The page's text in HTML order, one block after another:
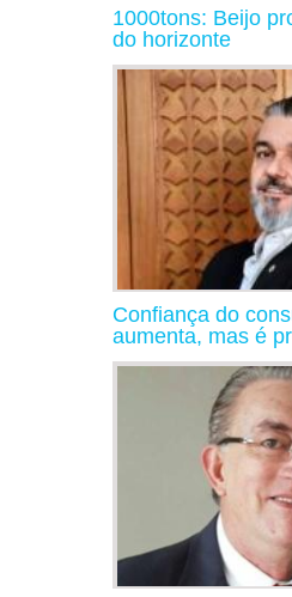
1000tons: Beijo
do horizonte
Confiança do
aumenta, mas é